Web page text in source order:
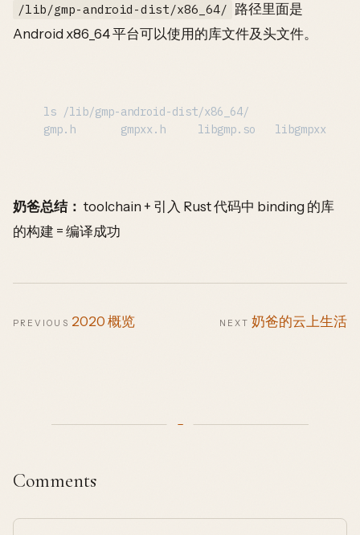
/lib/gmp-android-dist/x86_64/ 路径里面是
Android x86_64 平台可以使用的库文件及头文件。
ls /lib/gmp-android-dist/x86_64/
奶爸总结： toolchain + 引入 Rust 代码中 binding 的库
的构建 = 编译成功
PREVIOUS 2020 概览 NEXT 奶爸的云上生活
Comments